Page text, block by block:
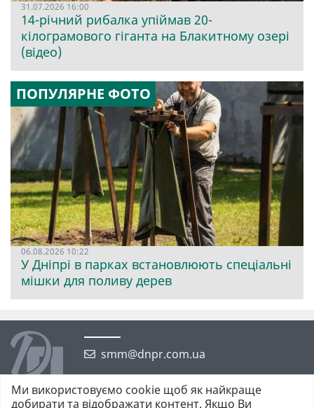
31.07.2026 16:00
14-річний рибалка упіймав 20-
кілограмового гіганта на Блакитному озері
(відео)
ПОПУЛЯРНЕ ФОТО
06.08.2026 10:22
У Дніпрі в парках встановлюють спеціальні
мішки для поливу дерев
smm@dnpr.com.ua
Ми використовуємо cookie щоб як найкраще
добирати та відображати контент. Якщо Ви